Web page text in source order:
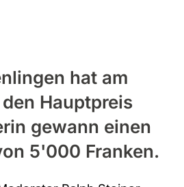
hat am
Hauptpreis
gewann einen
5'000 Franken.